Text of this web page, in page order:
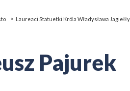
Laureaci Statuetki Króla Władysława Jagiełły
Pajurek